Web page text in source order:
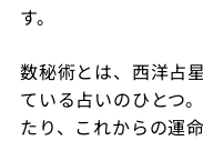
す。
数秘術とは、西洋占
ている占いのひとつ
たり、これからの運